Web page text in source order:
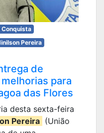
Conquista
Pereira
de
para
das Flores
desta sexta-feira
Pereira (União